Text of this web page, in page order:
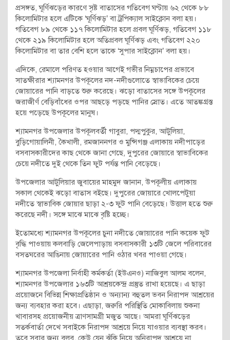
প্রসঙ্গত, ঘূর্ণিঝড়ের কারণে সৃষ্ট বাতাসের গতিবেগ ঘণ্টায় ৬২ থেকে ৮৮
কিলোমিটার হলে এটিকে ‘ঘূর্ণিঝড়’ বা ট্রপিক্যাল সাইক্লোন বলা হয়।
গতিবেগ ৮৯ থেকে ১১৭ কিলোমিটার হলে প্রবল ঘূর্ণিঝড়, গতিবেগ ১১৮
থেকে ২১৯ কিলোমিটার হলে অতিপ্রবল ঘূর্ণিঝড় এবং গতিবেগ ২২০
কিলোমিটার বা তার বেশি হলে তাকে ‘সুপার সাইক্লোন’ বলা হয়।
এদিকে, রেমালে পরিণত হওয়ার আগেই গভীর নিম্নচাপের প্রভাবে
সাতক্ষীরার শ্যামনগর উপকূলের নদ-নদীগুলোতে স্বাভাবিকের চেয়ে
জোয়ারের পানি বাড়তে শুরু করেছে। ঝড়ো বাতাসের সঙ্গে উপকূলের
জরাজীর্ণ বেড়িবাঁধের ওপর আছড়ে পড়ছে পানির স্রোত। এতে আতঙ্কগ্রস্ত
হয়ে পড়েছে উপকূলের মানুষ।
শ্যামনগর উপজেলার উপকূলবর্তী গাবুরা, পদ্মপুকুর, আটুলিয়া,
বুড়িগোয়ালিনী, কৈখালী, রমজাননগর ও মুন্সিগঞ্জ এলাকায় নদীপাড়ের
বসবাসকারীদের কাছ থেকে জানা গেছে, দুপুরের জোয়ারে স্বাভাবিকের
চেয়ে নদীতে দুই থেকে তিন ফুট পর্যন্ত পানি বেড়েছে।
উপজেলার আটুলিয়ার জুবায়ের মাহমুদ জানান, উপকূলীয় এলাকায়
সকাল থেকেই ঝড়ো বাতাস বইছে। দুপুরের জোয়ারে খোলপেটুয়া
নদীতে স্বাভাবিক জোয়ার ছাড়া ২-৩ ফুট পানি বেড়েছে। উত্তাল হতে শুরু
করেছে নদী। সঙ্গে মাঝে মাঝে বৃষ্টি হচ্ছে।
ইতোমধ্যে শ্যামনগর উপকূলের চুনা নদীতে জোয়ারের পানি কয়েক ফুট
বৃদ্ধি পাওয়ায় কলবাড়ি জেলেপাড়ায় বসবাসকারী ১৩টি জেলে পরিবারের
বসতঘরের আঙিনায় জোয়ারের পানি ওঠার খবর পাওয়া গেছে।
শ্যামনগর উপজেলা নির্বাহী কর্মকর্তা (ইউএনও) নাজিবুল আলম বলেন,
শ্যামনগর উপজেলার ১৬৩টি আশ্রয়কেন্দ্র প্রস্তুত রাখা হয়েছে। এ ছাড়া
প্রয়োজনে বিভিন্ন শিক্ষাপ্রতিষ্ঠান ও অন্যান্য বহুতল ভবন নিরাপদ আশ্রয়ের
জন্য ব্যবহার করা হবে। এছাড়া, জরুরি পরিস্থিতি মোকাবিলায় শুকনা
খাবারসহ প্রয়োজনীয় ত্রাণসামগ্রী মজুত আছে। আমরা ঘূর্ণিঝড়ের
সতর্কবার্তা দেখে সবাইকে নিরাপদ আশ্রয়ে নিয়ে যাওয়ার ব্যবস্থা করব।
তবে সবার জন্য বলব, কেউ যেন ঝুঁকি নিয়ে অনিরাপদ আশ্রয়ে না